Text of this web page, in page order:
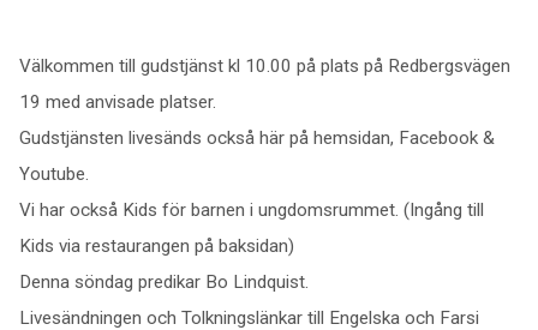
Välkommen till gudstjänst kl 10.00 på plats på Redbergsvägen
19 med anvisade platser.
Gudstjänsten livesänds också här på hemsidan, Facebook &
Youtube.
Vi har också Kids för barnen i ungdomsrummet. (Ingång till
Kids via restaurangen på baksidan)
Denna söndag predikar Bo Lindquist.
Livesändningen och Tolkningslänkar till Engelska och Farsi